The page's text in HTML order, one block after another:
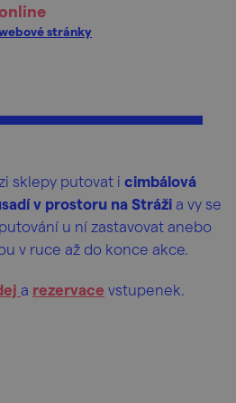
stránky
sklepy putovat i cimbálová
v prostoru na Stráži a vy se
u ní zastavovat anebo
v ruce až do konce akce.
a rezervace vstupenek.